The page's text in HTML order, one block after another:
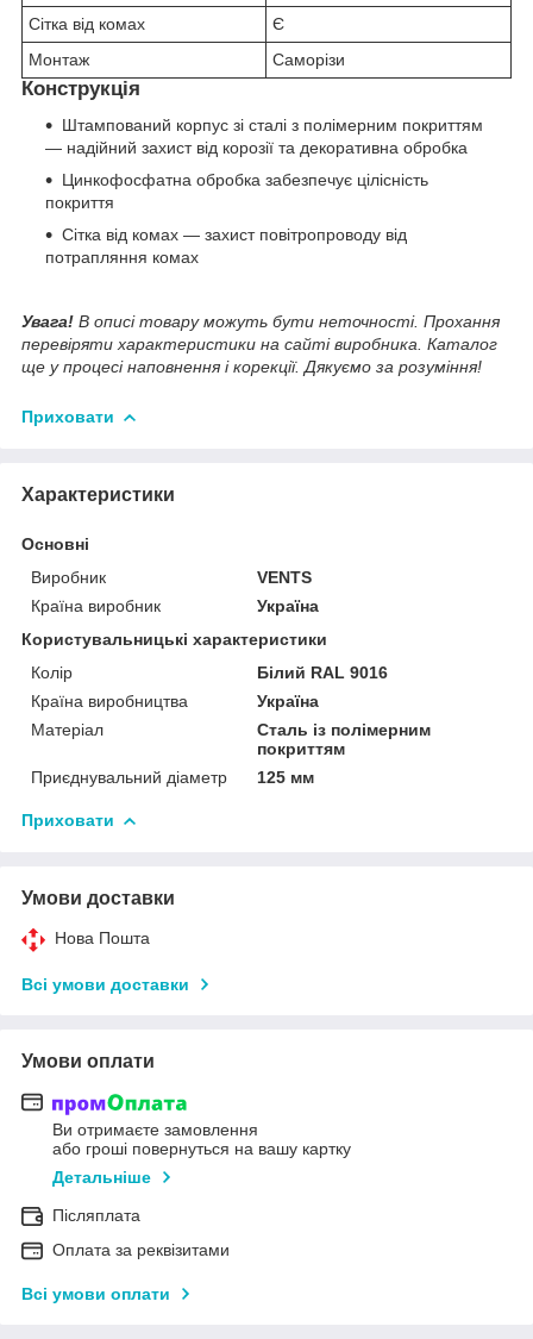
Сітка від комах
Є
Монтаж
Саморізи
Конструкція
Штампований корпус зі сталі з полімерним покриттям
— надійний захист від корозії та декоративна обробка
Цинкофосфатна обробка забезпечує цілісність
покриття
Сітка від комах — захист повітропроводу від
потрапляння комах
Увага! В описі товару можуть бути неточності. Прохання
перевіряти характеристики на сайті виробника. Каталог
ще у процесі наповнення і корекції. Дякуємо за розуміння!
Приховати
Характеристики
Основні
Виробник
VENTS
Країна виробник
Україна
Користувальницькі характеристики
Колір
Білий RAL 9016
Країна виробництва
Україна
Матеріал
Сталь із полімерним
покриттям
Приєднувальний діаметр
125 мм
Приховати
Умови доставки
Нова Пошта
Всі умови доставки
Умови оплати
Ви отримаєте замовлення
або гроші повернуться на вашу картку
Детальніше
Післяплата
Оплата за реквізитами
Всі умови оплати